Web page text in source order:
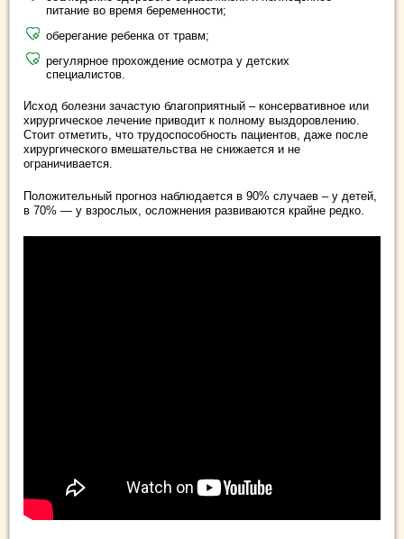
питание во время беременности;
оберегание ребенка от травм;
регулярное прохождение осмотра у детских
специалистов.
Исход болезни зачастую благоприятный – консервативное или
хирургическое лечение приводит к полному выздоровлению.
Стоит отметить, что трудоспособность пациентов, даже после
хирургического вмешательства не снижается и не
ограничивается.
Положительный прогноз наблюдается в 90% случаев – у детей,
в 70% — у взрослых, осложнения развиваются крайне редко.